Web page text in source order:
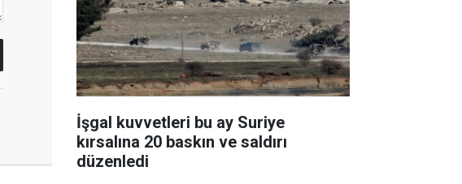
İşgal kuvvetleri bu ay Suriye
kırsalına 20 baskın ve saldırı
düzenledi